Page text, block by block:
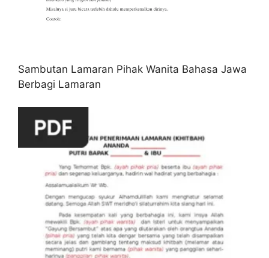
Sambutan Lamaran Pihak Wanita Bahasa Jawa
Berbagi Lamaran